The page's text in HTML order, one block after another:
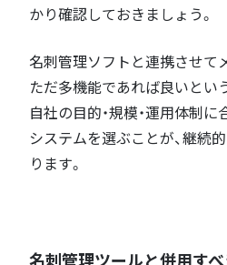
かり確認しておきましょう。
名刺管理ソフトと連携させて
ただ多機能であれば良いとい
自社の目的・規模・運用体制
システムを選ぶことが、継続
ります。